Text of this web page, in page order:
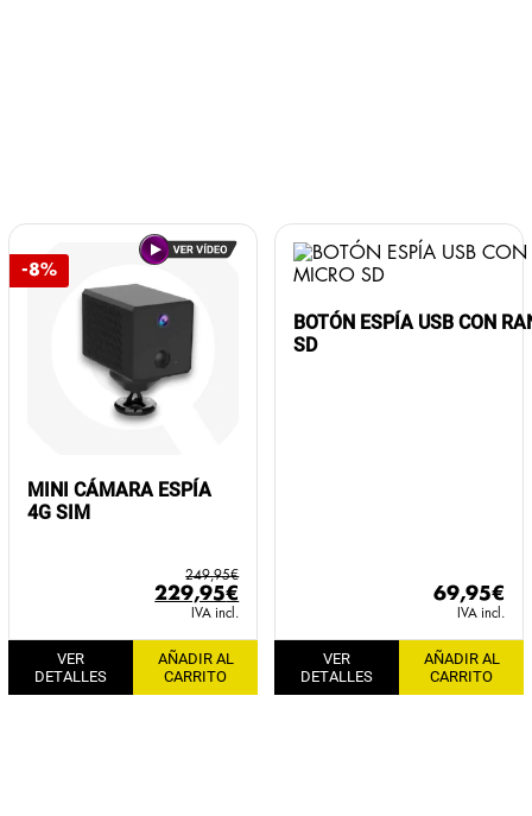
-8%
MINI CÁMARA ESPÍA
4G SIM
249,95€
El
precio
original
era:
249,95€.
229,95€
precio
actual
229,95€.
IVA incl.
VER
DETALLES
AÑADIR AL
CARRITO
BOTÓN ESPÍA USB CON
SD
69,95€
IVA incl.
VER
DETALLES
AÑADIR AL
CARRITO